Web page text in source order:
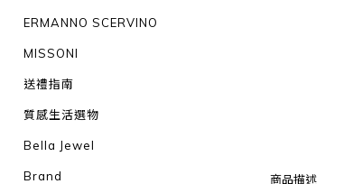
ERMANNO SCERVINO
MISSONI
送禮指南
質感生活選物
Bella Jewel
Brand 商品描述